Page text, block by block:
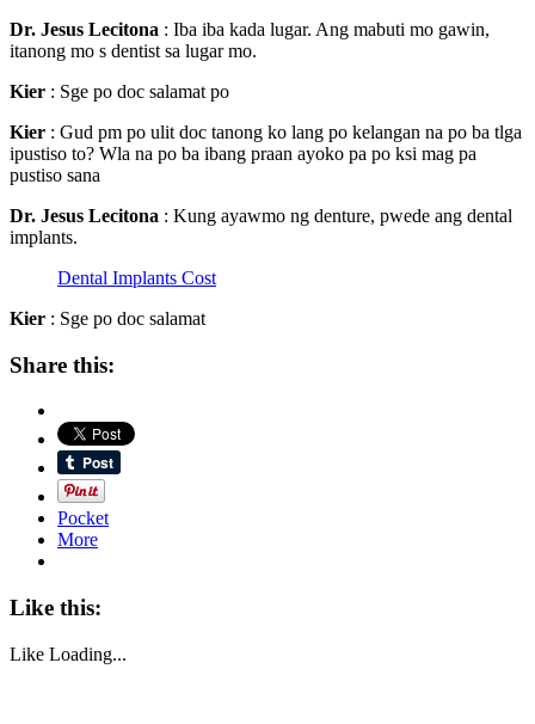
Dr. Jesus Lecitona : Iba iba kada lugar. Ang mabuti mo gawin,
itanong mo s dentist sa lugar mo.
Kier : Sge po doc salamat po
Kier : Gud pm po ulit doc tanong ko lang po kelangan na po ba tlga
ipustiso to? Wla na po ba ibang praan ayoko pa po ksi mag pa
pustiso sana
Dr. Jesus Lecitona : Kung ayawmo ng denture, pwede ang dental
implants.
Dental Implants Cost
Kier : Sge po doc salamat
Share this:
Pocket
More
Like this:
Like Loading...